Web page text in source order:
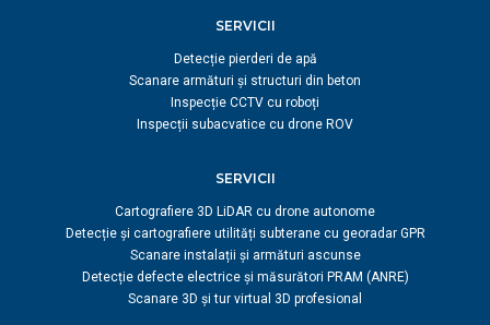
SERVICII
Detecție pierderi de apă
Scanare armături și structuri din beton
Inspecție CCTV cu roboți
Inspecții subacvatice cu drone ROV
SERVICII
Cartografiere 3D LiDAR cu drone autonome
Detecție și cartografiere utilități subterane cu georadar GPR
Scanare instalații și armături ascunse
Detecție defecte electrice și măsurători PRAM (ANRE)
Scanare 3D și tur virtual 3D profesional